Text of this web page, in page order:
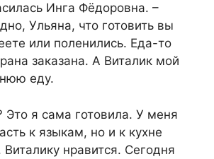
Инга Фёдоровна. –
Ульяна, что готовить вы
или поленились. Еда-то
заказана. А Виталик мой
еду.
я сама готовила. У меня
к языкам, но и к кухне
Виталику нравится. Сегодня